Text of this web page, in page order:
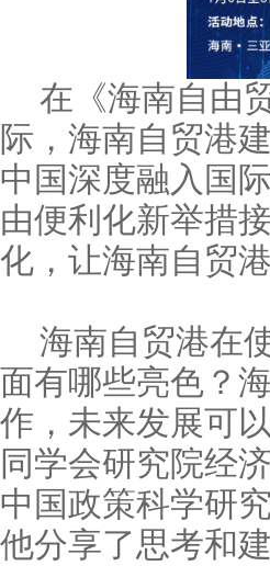
在《海南自由
际，海南自贸港
中国深度融入国
由便利化新举措
化，让海南自贸
海南自贸港在
面有哪些亮色？
作，未来发展可
同学会研究院经
中国政策科学研
他分享了思考和建